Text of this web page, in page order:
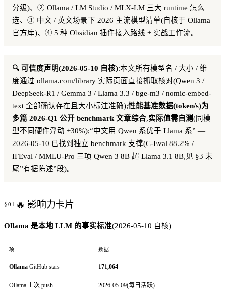
分级)、② Ollama / LM Studio / MLX-LM 三大 runtime 怎么
选、③ 中文 / 英文场景下 2026 主流模型清单(自核于 Ollama
官方库)、④ 5 种 Obsidian 插件接入路线 + 实战工作流。
🔍 可信度声明(2026-05-10 自核):本文所有模型名 / 大小 / 维
度通过 ollama.com/library 实际页面直接抓取核对(Qwen 3 /
DeepSeek-R1 / Gemma 3 / Llama 3.3 / bge-m3 / nomic-embed-
text 全部确认存在且大小标注准确);性能基准数据(token/s)为
多篇 2026-Q1 公开 benchmark 文章综合,实际值需自测(同模
型不同硬件浮动 ±30%);“中文用 Qwen 系优于 Llama 系” —
2026-05-10 已找到独立 benchmark 支撑(C-Eval 88.2% /
IFEval / MMLU-Pro 三项 Qwen 3 8B 超 Llama 3.1 8B,见 §3 末
尾”有据陈述”段)。
🔥 影响力卡片
Ollama 是本地 LLM 的事实标准(2026-05-10 自核)
项 数据
Ollama GitHub stars 171,064
Ollama 上次 push 2026-05-09(每日活跃)